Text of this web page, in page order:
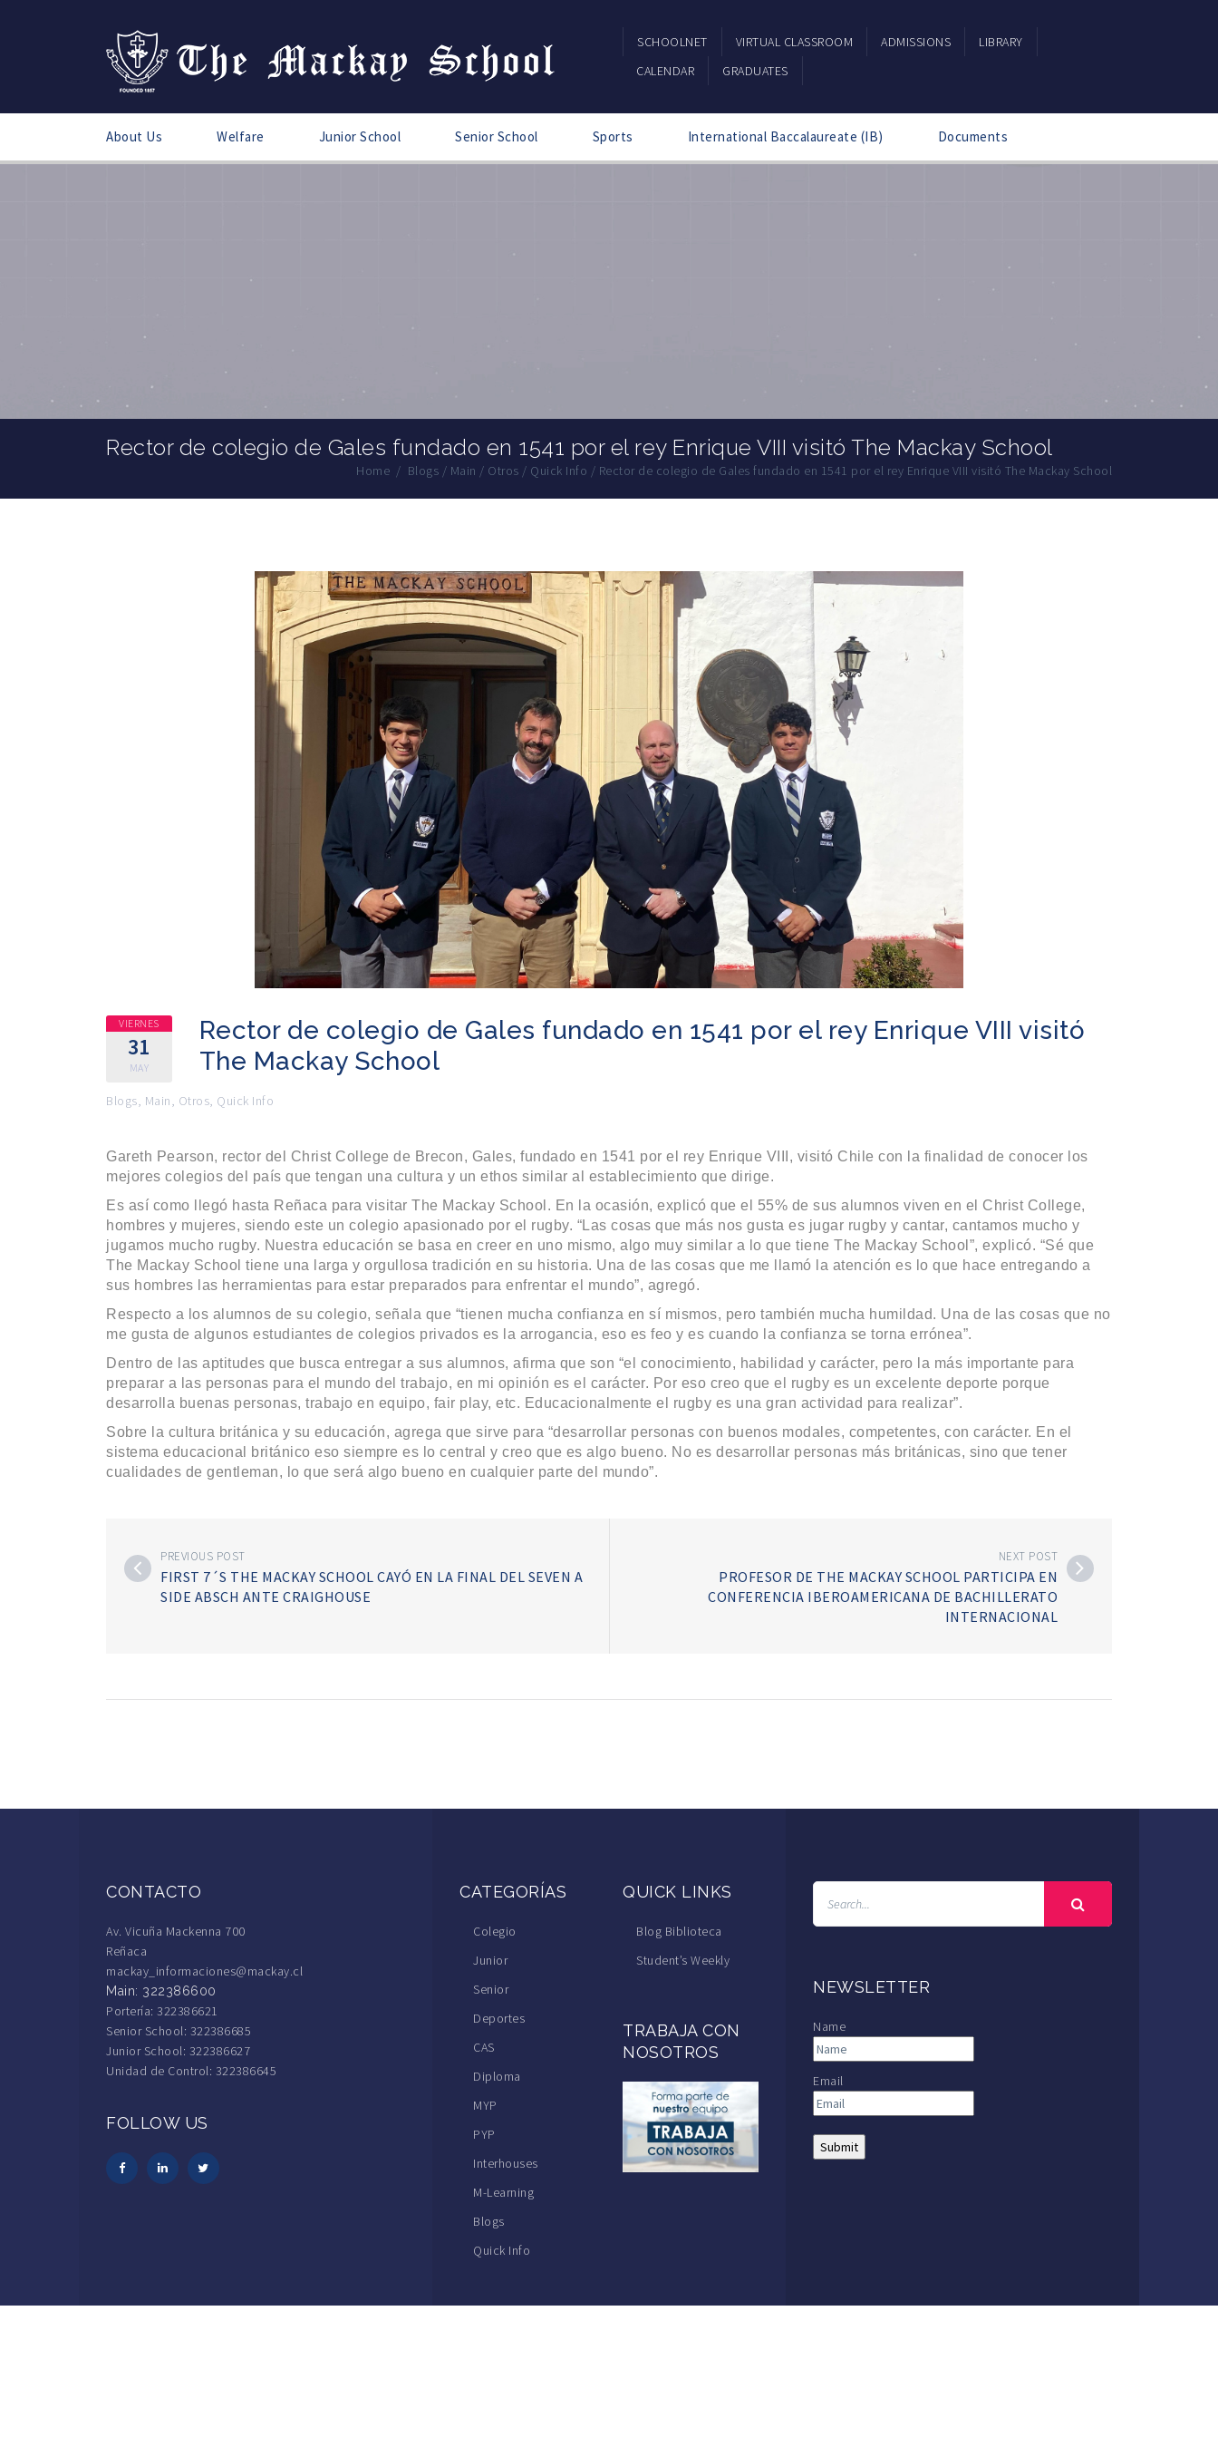
SCHOOLNET VIRTUAL CLASSROOM ADMISSIONS
LIBRARY
CALENDAR
GRADUATES
About Us Welfare Junior School Senior School Sports International Baccalaureate (IB) Documents
Rector de colegio de Gales fundado en 1541 por el rey Enrique VIII visitó The Mackay School
Home / Blogs / Main / Otros / Quick Info / Rector de colegio de Gales fundado en 1541 por el rey Enrique VIII visitó The Mackay School
VIERNES
31
MAY
Rector de colegio de Gales fundado en 1541 por el rey Enrique VIII visitó
The Mackay School
Blogs, Main, Otros, Quick Info
Gareth Pearson, rector del Christ College de Brecon, Gales, fundado en 1541 por el rey Enrique VIII, visitó Chile con la finalidad de conocer los
mejores colegios del país que tengan una cultura y un ethos similar al establecimiento que dirige.
Es así como llegó hasta Reñaca para visitar The Mackay School. En la ocasión, explicó que el 55% de sus alumnos viven en el Christ College,
hombres y mujeres, siendo este un colegio apasionado por el rugby. “Las cosas que más nos gusta es jugar rugby y cantar, cantamos mucho y
jugamos mucho rugby. Nuestra educación se basa en creer en uno mismo, algo muy similar a lo que tiene The Mackay School”, explicó. “Sé que
The Mackay School tiene una larga y orgullosa tradición en su historia. Una de las cosas que me llamó la atención es lo que hace entregando a
sus hombres las herramientas para estar preparados para enfrentar el mundo”, agregó.
Respecto a los alumnos de su colegio, señala que “tienen mucha confianza en sí mismos, pero también mucha humildad. Una de las cosas que no
me gusta de algunos estudiantes de colegios privados es la arrogancia, eso es feo y es cuando la confianza se torna errónea”.
Dentro de las aptitudes que busca entregar a sus alumnos, afirma que son “el conocimiento, habilidad y carácter, pero la más importante para
preparar a las personas para el mundo del trabajo, en mi opinión es el carácter. Por eso creo que el rugby es un excelente deporte porque
desarrolla buenas personas, trabajo en equipo, fair play, etc. Educacionalmente el rugby es una gran actividad para realizar”.
Sobre la cultura británica y su educación, agrega que sirve para “desarrollar personas con buenos modales, competentes, con carácter. En el
sistema educacional británico eso siempre es lo central y creo que es algo bueno. No es desarrollar personas más británicas, sino que tener
cualidades de gentleman, lo que será algo bueno en cualquier parte del mundo”.
PREVIOUS POST
FIRST 7´S THE MACKAY SCHOOL CAYÓ EN LA FINAL DEL SEVEN A
SIDE ABSCH ANTE CRAIGHOUSE
NEXT POST
PROFESOR DE THE MACKAY SCHOOL PARTICIPA EN
CONFERENCIA IBEROAMERICANA DE BACHILLERATO
INTERNACIONAL
CONTACTO
Av. Vicuña Mackenna 700
Reñaca
mackay_informaciones@mackay.cl
Main: 322386600
Portería: 322386621
Senior School: 322386685
Junior School: 322386627
Unidad de Control: 322386645
FOLLOW US
CATEGORÍAS
Colegio
Junior
Senior
Deportes
CAS
Diploma
MYP
PYP
Interhouses
M-Learning
Blogs
Quick Info
QUICK LINKS
Blog Biblioteca
Student’s Weekly
TRABAJA CON
NOSOTROS
NEWSLETTER
Name
Email